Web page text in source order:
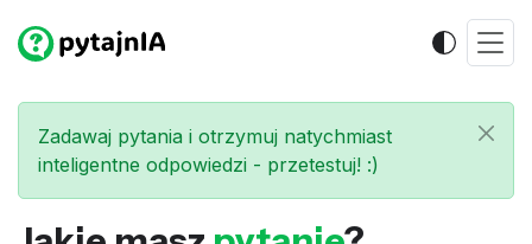
Zadawaj pytania i otrzymuj natychmiast
inteligentne odpowiedzi - przetestuj! :)